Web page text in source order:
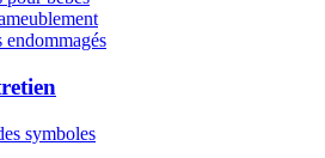
endommagés
symboles